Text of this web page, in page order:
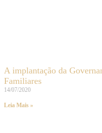
A implantação da
Familiares
14/07/2020
Leia Mais »